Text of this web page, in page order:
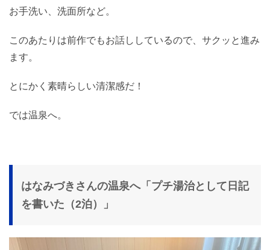
お手洗い、洗面所など。
このあたりは前作でもお話ししているので、サクッと進み
ます。
とにかく素晴らしい清潔感だ！
では温泉へ。
はなみづきさんの温泉へ「プチ湯治として日記
を書いた（2泊）」